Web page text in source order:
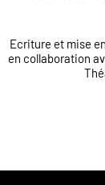
Ecriture et mise
en collaboration